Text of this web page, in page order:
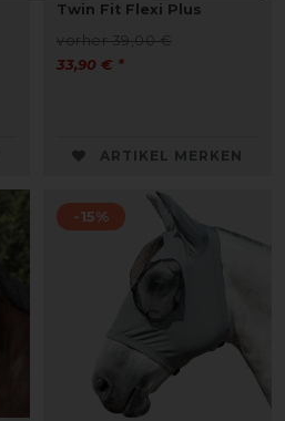
Twin Fit Flexi Plus
vorher 39,00 €
33,90 € *
ARTIKEL MERKEN
-15%